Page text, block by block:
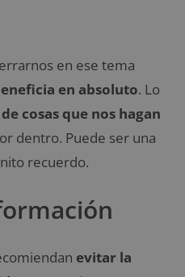
en ese tema
en absoluto. Lo
cosas que nos hagan
dentro. Puede ser una
recuerdo.
evitar la